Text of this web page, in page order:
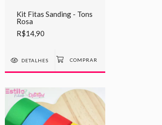
Kit Fitas Sanding - Tons
Rosa
R$14,90
DETALHES